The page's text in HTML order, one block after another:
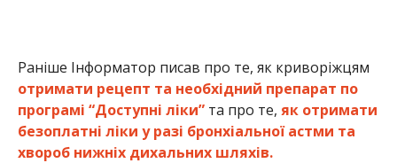
Раніше Інформатор писав про те, як криворіжцям
отримати рецепт та необхідний препарат по
програмі “Доступні ліки”та про те, як отримати
безоплатні ліки у разі бронхіальної астми та
хвороб нижніх дихальних шляхів.